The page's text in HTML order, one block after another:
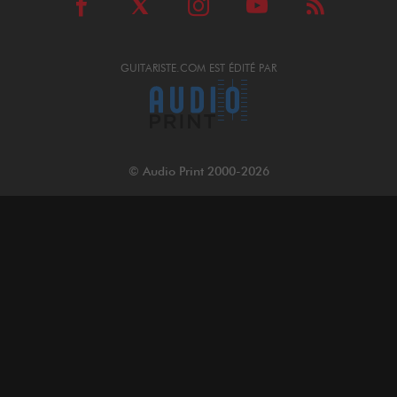
GUITARISTE.COM EST ÉDITÉ PAR
© Audio Print 2000-2026